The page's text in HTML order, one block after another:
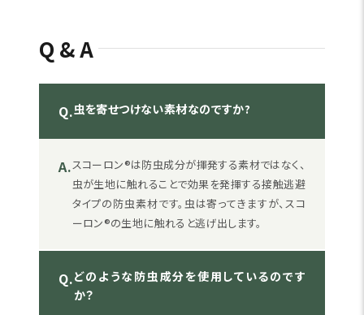
Q&A
Q.虫を寄せつけない素材なのですか?
A.スコーロン®は防虫成分が揮発する素材ではなく、
虫が生地に触れることで効果を発揮する接触逃避
タイプの防虫素材です。虫は寄ってきますが、スコ
ーロン®の生地に触れると逃げ出します。
Q.どのような防虫成分を使用しているのです
か？